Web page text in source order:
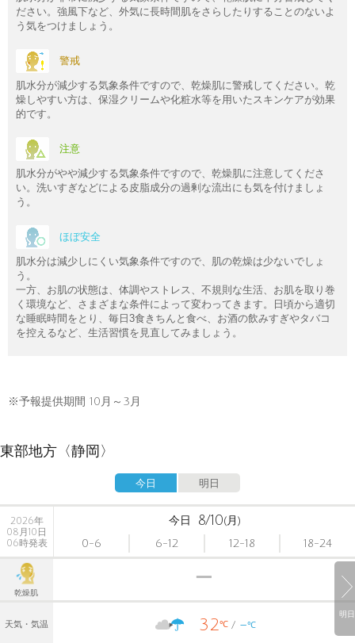
ださい。強風下など、外気に長時間肌をさらしたりすることのないよ
う気をつけましょう。
警戒
肌水分が減少する気象条件ですので、乾燥肌に警戒してください。乾
燥しやすい方は、保湿クリームや化粧水等を用いたスキンケアが効果
的です。
注意
肌水分がやや減少する気象条件ですので、乾燥肌に注意してくださ
い。洗いすぎなどによる皮脂成分の過剰な流出にも気を付けましょ
う。
ほぼ安全
肌水分は減少しにくい気象条件ですので、肌の乾燥は少ないでしょ
う。
一方、お肌の状態は、体調やストレス、不規則な生活、お肌を取り巻
く環境など、さまざまな条件によって変わってきます。日頃から適切
な睡眠時間をとり、毎日3食きちんと食べ、お酒の飲みすぎやタバコ
を控えるなど、生活習慣を見直してみましょう。
※予報提供期間 10月～3月
東部地方〈静岡〉
今日 明日
明日
2026年
08月10日
06時発表
今日 8/10(月)
0-6
6-12 12-18 18-24
乾燥肌
天気・気温 32℃ -℃